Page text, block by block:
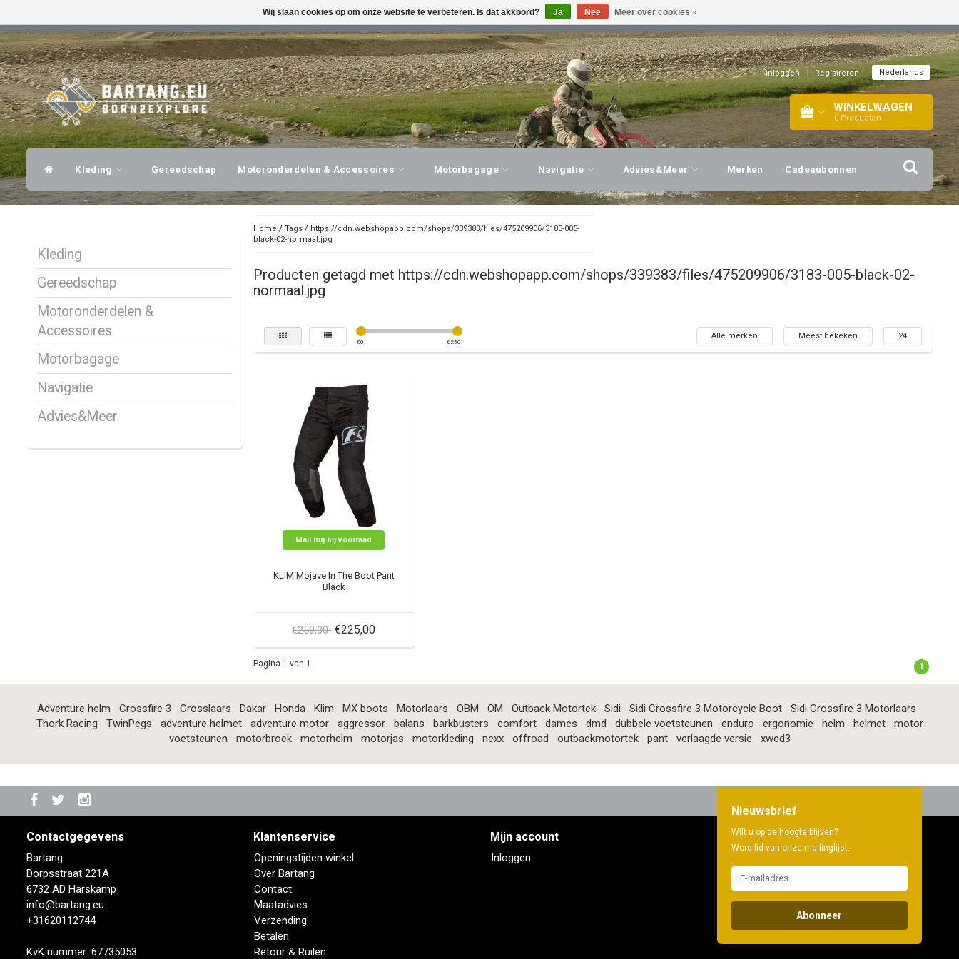
DESKUNDIG ADVIES, PERSOONLIJKE SERVICE! BEZOEK ONZE WINKEL!
Inloggen | Registreren Nederlands
WINKELWAGEN
0 Producten
Kleding Gereedschap Motoronderdelen & Accessoires Motorbagage Navigatie Advies&Meer Merken Cadeaubonnen
Kleding
Gereedschap
Motoronderdelen &
Accessoires
Motorbagage
Navigatie
Advies&Meer
Home / Tags/ https://cdn.webshopapp.com/shops/339383/files/475209906/3183-005-
black-02-normaal.jpg
Producten getagd met https://cdn.webshopapp.com/shops/339383/files/475209906/3183-005-black-02-
normaal.jpg
€0 € 250
Alle merken Meest bekeken 24
Mail mij bij voorraad
KLIM Mojave In The Boot Pant
Black
€250,00 €225,00
Pagina 1 van 1 1
Adventure helm Crossfire 3 Crosslaars Dakar Honda Klim MX boots Motorlaars OBM OM Outback Motortek Sidi Sidi Crossfire 3 Motorcycle Boot
Sidi Crossfire 3 Motorlaars
Thork Racing
TwinPegs adventure helmet adventure motor aggressor balans barkbusters comfort dames dmd dubbele voetsteunen enduro ergonomie helm helmet
motor
voetsteunen
motorbroek motorhelm motorjas motorkleding nexx offroad outbackmotortek pant verlaagde versie xwed3
Contactgegevens
Bartang
Dorpsstraat 221A
6732 AD Harskamp
info@bartang.eu
+31620112744
KvK nummer: 67735053
Klantenservice
Openingstijden winkel
Over Bartang
Contact
Maatadvies
Verzending
Betalen
Retour & Ruilen
Mijn account
Inloggen
Nieuwsbrief
Wilt u op de hoogte blijven?
Word lid van onze mailinglijst:
Abonneer
Wij slaan cookies op om onze website te verbeteren. Is dat akkoord? Ja Nee Meer over cookies »